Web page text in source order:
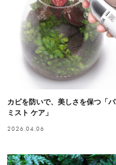
カビを防いで、美しさを保つ「
ミスト ケア」
2026.04.06